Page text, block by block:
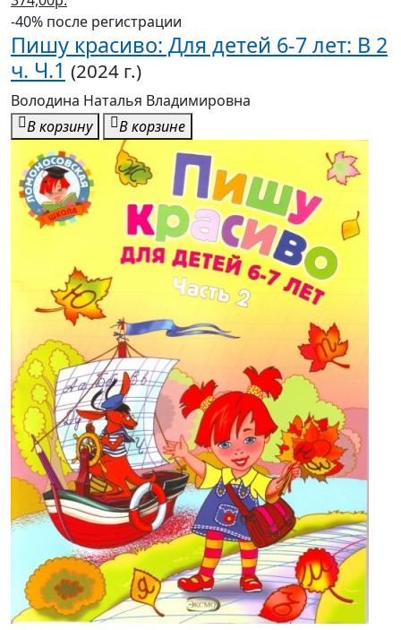
-40% после регистрации
Пишу красиво: Для детей 6-7 лет: В 2
ч. Ч.1 (2024 г.)
Володина Наталья Владимировна
В корзину
В корзине